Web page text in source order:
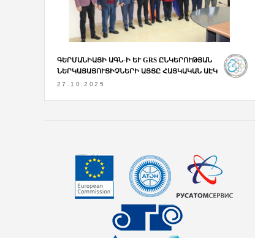
ԳԵՐՄԱՆԻԱՅԻ ԱԳՆ-Ի ԵՒ GRS ԸՆԿԵՐՈՒԹՅԱՆ Ն
ԵՐԿԱՅԱՑՈՒՑԻՉՆԵՐԻ ԱՅՑԸ ՀԱՅԿԱԿԱՆ ԱԷԿ
27.10.2025